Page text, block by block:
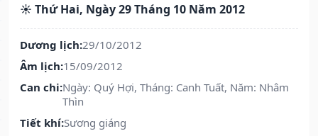
☀️ Thứ Hai, Ngày 29 Tháng 10 Năm 2012
Dương lịch:29/10/2012
Âm lịch:15/09/2012
Can chi:Ngày: Quý Hợi, Tháng: Canh Tuất, Năm: Nhâm
Thìn
Tiết khí:Sương giáng